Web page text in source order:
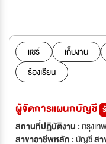
สุขภาพเพศ อาร์ เอส ยู และ
และ อาร์ เอส ยู ภิณ์มธารา เ
มีความเชี่ยวชาญเฉพาะทาง
ป่วยนอกของโรงพยาบาลชั้น
และเครื่องมือแพทย์ที่ทันสมัย
เชี่ยวชาญเฉพาะด้าน ที่พร้อม
ดูแลรักษาสุขภาพ นอกจากนี้
เมืองที่สะดวกต่อการเดินทา
รถไฟฟ้าใต้ดิน เอ็มอาร์ที สถ
แพทย์ที่มีคุณภาพ อาร์ เอส ยู
สูงสุดให้กับผู้ใช้บริการทุกๆ ท่
แชร์ เก็บงาน
ร้องเรียน
ผู้จัดการแผนกบัญชี
สถานที่ปฏิบัติงาน :กรุงเ
สาขาอาชีพหลัก :บัญชีสา